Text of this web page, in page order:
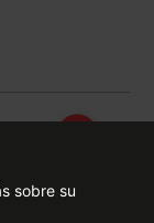
sobre su